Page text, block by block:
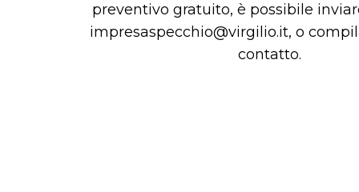
preventivo gratuito, è possibile
impresaspecchio@virgilio.it, o
contatto.